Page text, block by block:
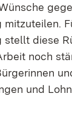
mitzuteilen.
stellt diese
noch
und